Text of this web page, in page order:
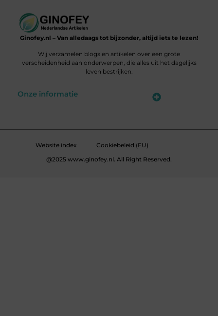
Ginofey.nl – Van alledaags tot bijzonder, altijd iets te lezen!
Wij verzamelen blogs en artikelen over een grote
verscheidenheid aan onderwerpen, die alles uit het dagelijks
leven bestrijken.
Onze informatie
Website index
Cookiebeleid (EU)
@2025 www.ginofey.nl. All Right Reserved.